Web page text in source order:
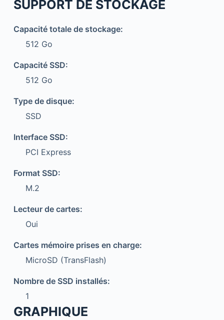
SUPPORT DE STOCKAGE
Capacité totale de stockage:
512 Go
Capacité SSD:
512 Go
Type de disque:
SSD
Interface SSD:
PCI Express
Format SSD:
M.2
Lecteur de cartes:
Oui
Cartes mémoire prises en charge:
MicroSD (TransFlash)
Nombre de SSD installés:
1
GRAPHIQUE